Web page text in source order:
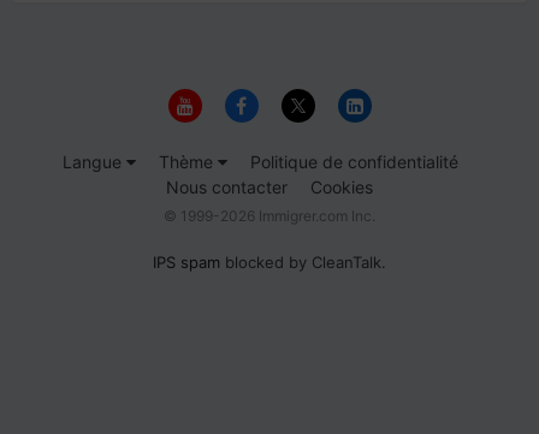
Langue Thème
Politique de confidentialité
Nous contacter
Cookies
© 1999-2026 Immigrer.com Inc.
IPS spam blocked by CleanTalk.